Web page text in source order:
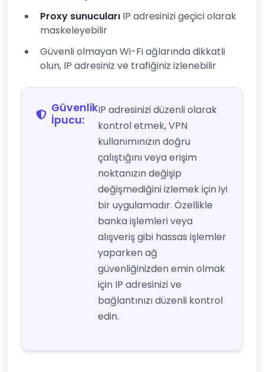
Proxy sunucuları IP adresinizi geçici olarak
maskeleyebilir
Güvenli olmayan Wi-Fi ağlarında dikkatli
olun, IP adresiniz ve trafiğiniz izlenebilir
Güvenlik
İpucu:
IP adresinizi düzenli olarak
kontrol etmek, VPN
kullanımınızın doğru
çalıştığını veya erişim
noktanızın değişip
değişmediğini izlemek için iyi
bir uygulamadır. Özellikle
banka işlemleri veya
alışveriş gibi hassas işlemler
yaparken ağ
güvenliğinizden emin olmak
için IP adresinizi ve
bağlantınızı düzenli kontrol
edin.